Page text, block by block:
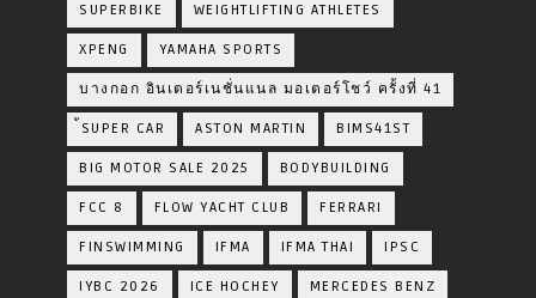
SUPERBIKE WEIGHTLIFTING ATHLETES
XPENG YAMAHA SPORTS
บางกอก อินเตอร์เนชั่นแนล มอเตอร์โชว์ ครั้งที่ 41
้SUPER CAR ASTON MARTIN BIMS41ST
BIG MOTOR SALE 2025 BODYBUILDING
FCC 8 FLOW YACHT CLUB FERRARI
FINSWIMMING IFMA IFMA THAI IPSC
IYBC 2026 ICE HOCHEY MERCEDES BENZ